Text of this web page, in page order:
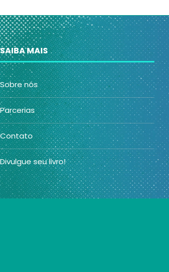
SAIBA MAIS
Sobre nós
Parcerias
Contato
Divulgue seu livro!